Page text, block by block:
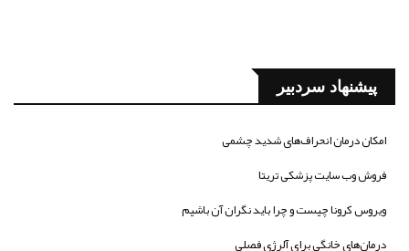
پیشنهاد سردبیر
امکان درمان انحراف‌های شدید چشمی
فروش وب سایت پزشکی تریتا
ویروس کرونا چیست و چرا باید نگران آن باشیم
درمان‌های خانگی برای آلرژی فصلی